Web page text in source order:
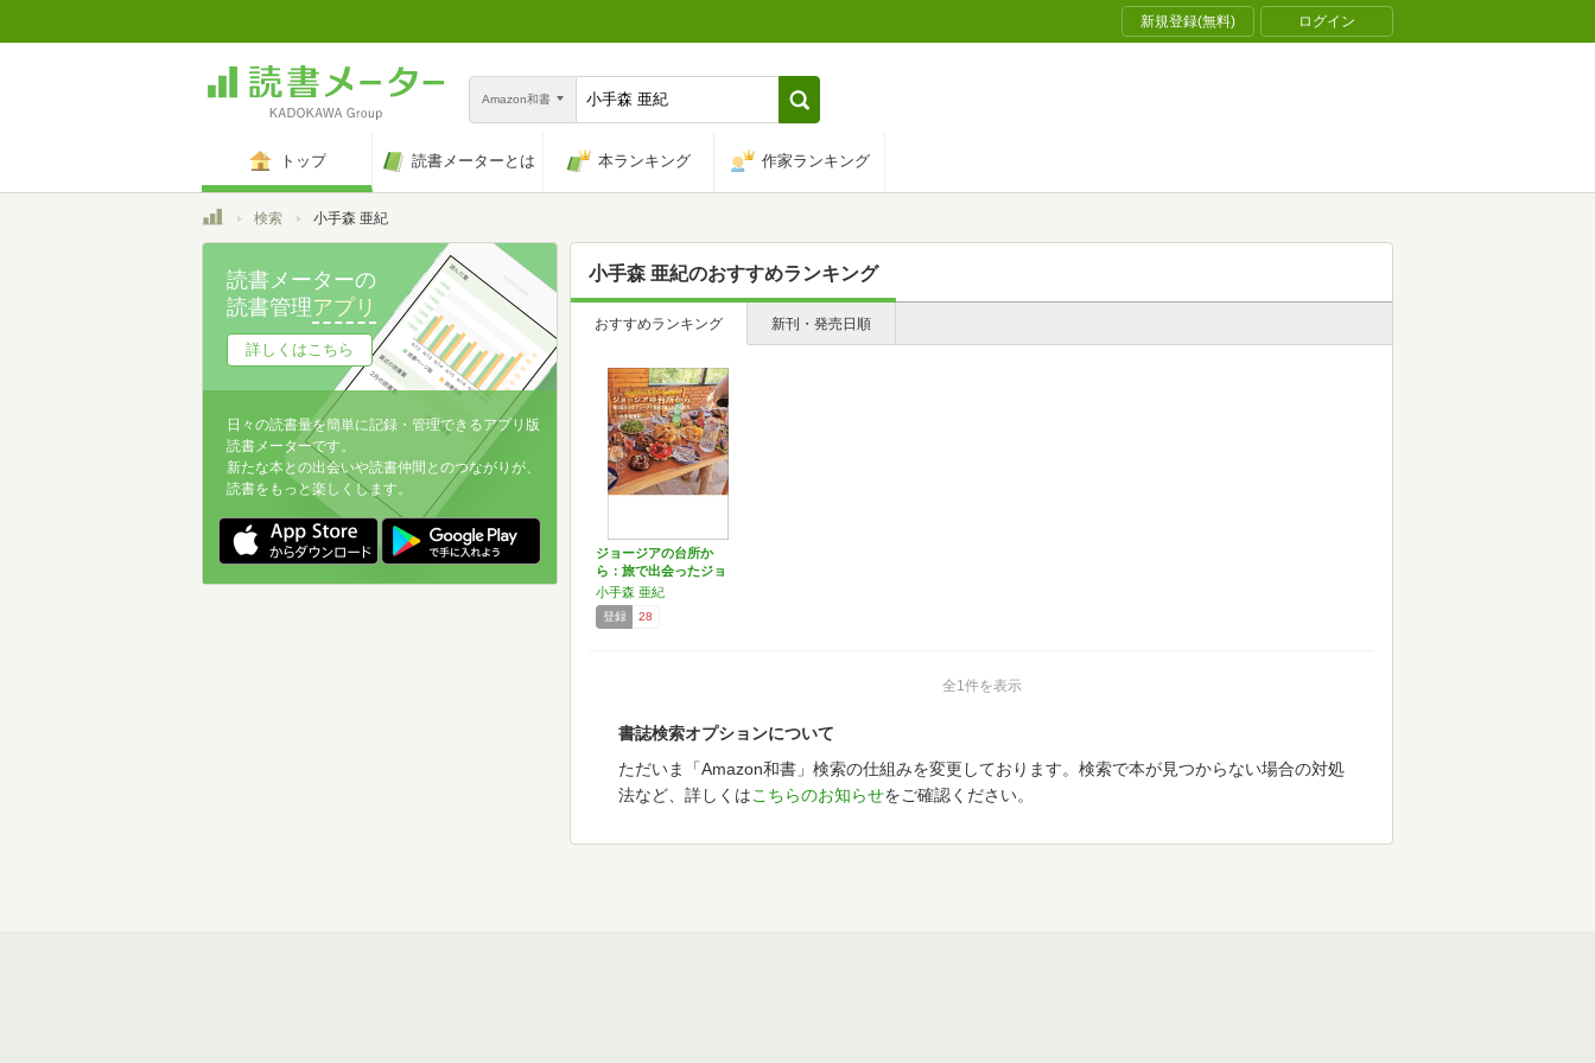
新規登録(無料) ログイン
Amazon和書
トップ 読書メーターとは 本ランキング 作家ランキング
トップ検索 小手森 亜紀
小手森 亜紀のおすすめランキング
おすすめランキング 新刊・発売日順
ジョージアの台所か
ら：旅で出会ったジョ
ージア…
小手森 亜紀
登録 28
全1件を表示
書誌検索オプションについて
ただいま「Amazon和書」検索の仕組みを変更しております。検索で本が見つからない場合の対処
法など、詳しくはこちらのお知らせをご確認ください。
読書メーターの
読書管理アプリ
詳しくはこちら
日々の読書量を簡単に記録・管理できるアプリ版
読書メーターです。
新たな本との出会いや読書仲間とのつながりが、
読書をもっと楽しくします。